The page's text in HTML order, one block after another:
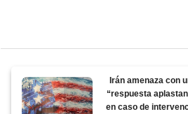
Irán amenaza con
“respuesta
en caso de